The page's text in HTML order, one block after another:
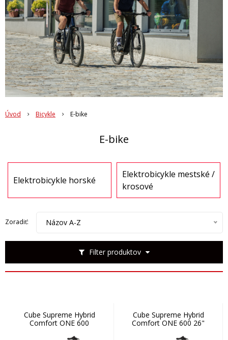
Úvod Bicykle E-bike
E-bike
Elektrobicykle horské
Elektrobicykle mestské /
krosové
Filter produktov
Zoradiť: Názov A-Z
Cube Supreme Hybrid
Comfort ONE 600
Cube Supreme Hybrid
Comfort ONE 600 26"